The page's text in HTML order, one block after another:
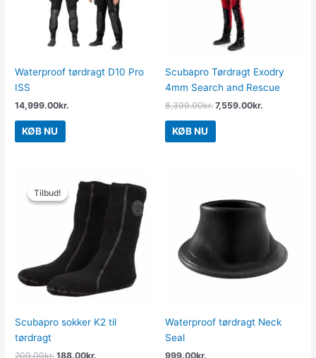
Waterproof tørdragt D10 Pro
ISS
14,999.00kr.
KØB NU
Scubapro Tørdragt Exodry
4mm Search and Rescue
8,399.00kr. 7,559.00kr.
KØB NU
Tilbud!
Tilbud!
Scubapro sokker K2 til
tørdragt
209.00kr.
oprindelige
pris
209.00kr..
188.00kr.
aktuelle
188.00kr..
Waterproof tørdragt Neck
Seal
999.00kr.